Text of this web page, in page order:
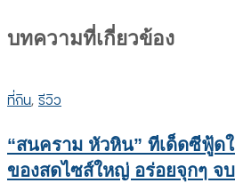
บทความที่เกี่ยวข้อง
ที่กิน, รีวิว
“สนคราม หัวหิน” ทีเด็ดซีฟู้ด
ของสดไซส์ใหญ่ อร่อยจุกๆ จ